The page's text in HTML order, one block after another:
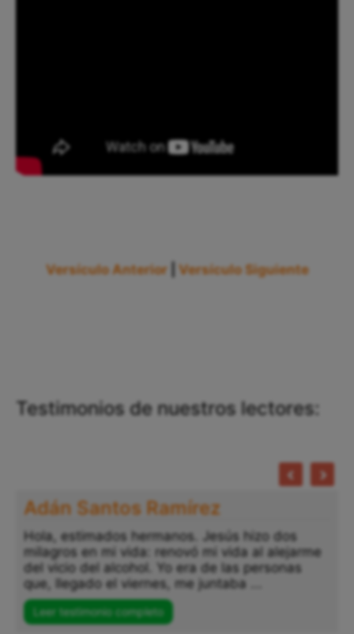
Versículo Anterior Versículo Siguiente
Testimonios de nuestros lectores:
Adán Santos Ramírez
Hola, estimados hermanos. Jesús hizo dos
milagros en mi vida: renovó mi vida al alejarme
del vicio del alcohol. Yo era de las personas
que, llegado el viernes, me juntaba ...
Leer testimonio completo